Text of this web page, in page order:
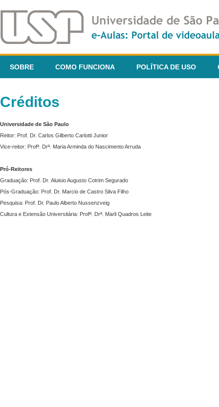
SOBRE COMO FUNCIONA POLÍTICA DE USO
Créditos
Universidade de São Paulo
Reitor: Prof. Dr. Carlos Gilberto Carlotti Junior
Vice-reitor: Profª. Drª. Maria Arminda do Nascimento Arruda
Pró-Reitores
Graduação: Prof. Dr. Aluisio Augusto Cotrim Segurado
Pós-Graduação: Prof. Dr. Marcio de Castro Silva Filho
Pesquisa: Prof. Dr. Paulo Alberto Nussenzveig
Cultura e Extensão Universitária: Profª. Drª. Marli Quadros Leite